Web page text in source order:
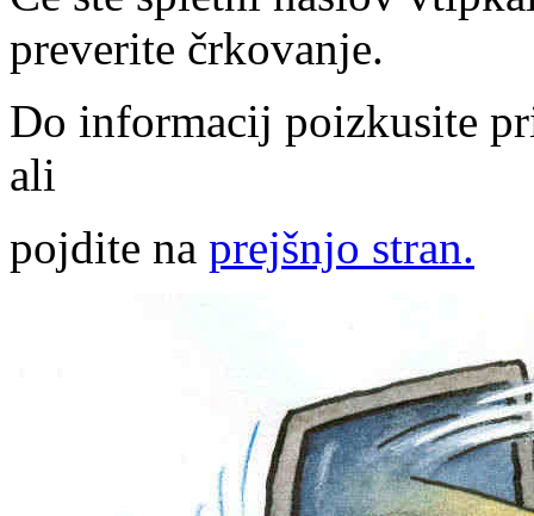
preverite črkovanje.
Do informacij poizkusite
ali
pojdite na prejšnjo stran.